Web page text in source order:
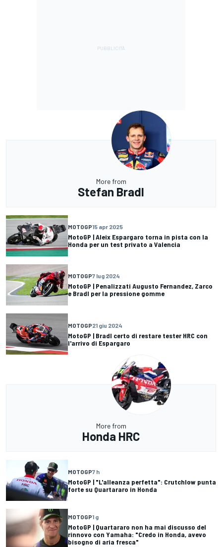
More from
Stefan Bradl
MOTOGP15 apr 2025
MotoGP | Aleix Espargaro torna in pista con la
Honda per un test privato a Valencia
MOTOGP7 lug 2024
MotoGP | Penalizzati Augusto Fernandez, Zarco
e Bradl per la pressione gomme
MOTOGP21 giu 2024
MotoGP | Bradl certo di restare tester HRC con
l'arrivo di Espargaro
More from
Honda HRC
MOTOGP7 h
MotoGP | "L'alleanza perfetta": Crutchlow punta
forte su Quartararo in Honda
MOTOGP1 g
MotoGP | Quartararo non ha mai discusso del
rinnovo con Yamaha: "Credo in Honda, avevo
bisogno di aria fresca"